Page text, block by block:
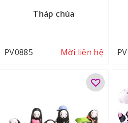
Tháp chùa
Mời liên hệ
PV0885